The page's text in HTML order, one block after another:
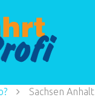
Sachsen Anhalt